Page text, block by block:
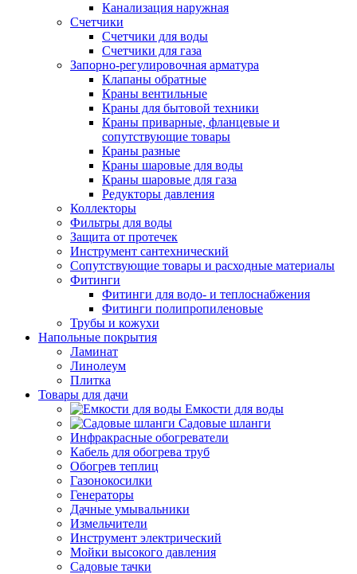
Канализация наружная
Счетчики
Счетчики для воды
Счетчики для газа
Запорно-регулировочная арматура
Клапаны обратные
Краны вентильные
Краны для бытовой техники
Краны приварные, фланцевые и
сопутствующие товары
Краны разные
Краны шаровые для воды
Краны шаровые для газа
Редукторы давления
Коллекторы
Фильтры для воды
Защита от протечек
Инструмент сантехнический
Сопутствующие товары и расходные материалы
Фитинги
Фитинги для водо- и теплоснабжения
Фитинги полипропиленовые
Трубы и кожухи
Напольные покрытия
Ламинат
Линолеум
Плитка
Товары для дачи
Емкости для воды
Садовые шланги
Инфракрасные обогреватели
Кабель для обогрева труб
Обогрев теплиц
Газонокосилки
Генераторы
Дачные умывальники
Измельчители
Инструмент электрический
Мойки высокого давления
Садовые тачки